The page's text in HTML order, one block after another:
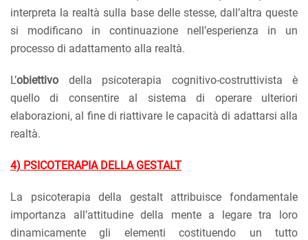
interpreta la realtà sulla base delle stesse, dall’altra queste
si modificano in continuazione nell’esperienza in un
processo di adattamento alla realtà.
L’obiettivo della psicoterapia cognitivo-costruttivista è
quello di consentire al sistema di operare ulteriori
elaborazioni, al fine di riattivare le capacità di adattarsi alla
realtà.
4) PSICOTERAPIA DELLA GESTALT
La psicoterapia della gestalt attribuisce fondamentale
importanza all’attitudine della mente a legare tra loro
dinamicamente gli elementi costituendo un tutto